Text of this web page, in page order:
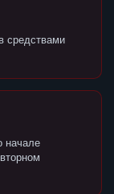
средствами
начале